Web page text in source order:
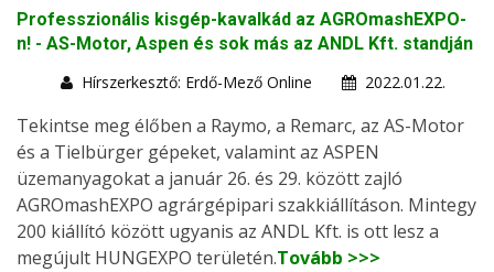
Professzionális kisgép-kavalkád az AGROmashEXPO-
n! - AS-Motor, Aspen és sok más az ANDL Kft. standján
Hírszerkesztő: Erdő-Mező Online
2022.01.22.
Tekintse meg élőben a Raymo, a Remarc, az AS-Motor
és a Tielbürger gépeket, valamint az ASPEN
üzemanyagokat a január 26. és 29. között zajló
AGROmashEXPO agrárgépipari szakkiállításon. Mintegy
200 kiállító között ugyanis az ANDL Kft. is ott lesz a
megújult HUNGEXPO területén.Tovább >>>